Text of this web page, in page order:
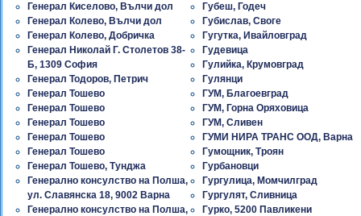
Генерал Киселово, Вълчи дол
Генерал Колево, Вълчи дол
Генерал Колево, Добричка
Генерал Николай Г. Столетов 38-
Б, 1309 София
Генерал Тодоров, Петрич
Генерал Тошево
Генерал Тошево
Генерал Тошево
Генерал Тошево
Генерал Тошево
Генерал Тошево, Тунджа
Генерално консулство на Полша,
ул. Славянска 18, 9002 Варна
Генерално консулство на Полша,
Губеш, Годеч
Губислав, Своге
Гугутка, Ивайловград
Гудевица
Гулийка, Крумовград
Гулянци
ГУМ, Благоевград
ГУМ, Горна Оряховица
ГУМ, Сливен
ГУМИ НИРА ТРАНС ООД, Варна
Гумощник, Троян
Гурбановци
Гургулица, Момчилград
Гургулят, Сливница
Гурко, 5200 Павликени